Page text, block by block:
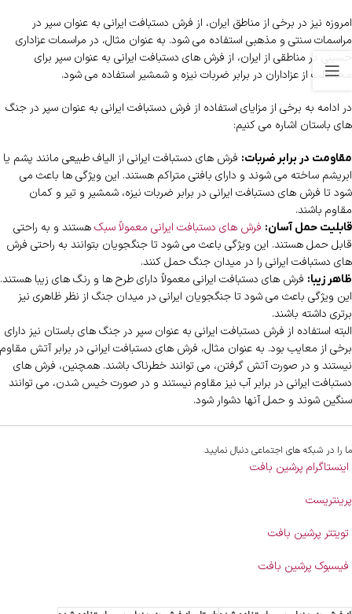
امروزه نیز در برخی از مناطق ایران، از فرش دستبافت ایرانی به عنوان سپر در
مراسمات سنتی و مذهبی استفاده می شود. به عنوان مثال، در مراسمات عزاداری
حسینی در مناطقی از ایران، از فرش های دستبافت ایرانی به عنوان سپر برای
محافظت از عزاداران در برابر ضربات نیزه و شمشیر استفاده می شود.
در ادامه به برخی از مزایای استفاده از فرش دستبافت ایرانی به عنوان سپر در جنگ
های باستان اشاره می کنیم:
مقاومت در برابر ضربات: فرش های دستبافت ایرانی از الیاف طبیعی مانند پشم یا
ابریشم ساخته می شوند و دارای بافتی متراکم هستند. این ویژگی ها باعث می
شود تا فرش های دستبافت ایرانی در برابر ضربات نیزه، شمشیر و تیر و کمان
مقاوم باشند.
قابلیت حمل آسان: فرش های دستبافت ایرانی معمولاً سبکهستند و به راحتی
قابل حمل هستند. این ویژگی باعث می شود تا جنگجویان بتوانند به راحتی فرش
های دستبافت ایرانی را در میدان جنگ حمل کنند.
ظاهر زیبا: فرش های دستبافت ایرانی معمولاً دارای طرح ها و رنگ های زیبا هستند.
این ویژگی باعث می شود تا جنگجویان ایرانی در میدان جنگ از نظر ظاهری نیز
برتری داشته باشند.
البته استفاده از فرش دستبافت ایرانی به عنوان سپر در جنگ های باستان نیز دارای
برخی از معایب بود. به عنوان مثال، فرش های دستبافت ایرانی در برابر آتش مقاوم
نیستند و در صورت آتش گرفتن، می توانند خطرناک باشند. همچنین، فرش های
دستبافت ایرانی در برابر آب نیز مقاوم نیستند و در صورت خیس شدن، می توانند
سنگین شوند و حمل آنها دشوار شود.
ما را در شبکه های اجتماعی دنبال نمایید
اینستاگرام پرشین بافت
پرینتریست
تویتتر پرشین بافت
فیسبوک پرشین بافت